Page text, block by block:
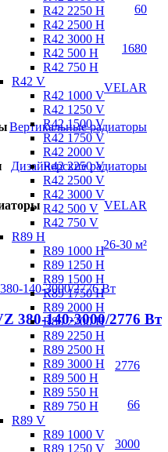
R42 2250 H
R42 2500 H
R42 3000 H
R42 500 H
R42 750 H
R42 V
R42 1000 V
R42 1250 V
R42 1500 V
R42 1750 V
R42 2000 V
R42 2250 V
R42 2500 V
R42 3000 V
R42 500 V
R42 750 V
R89 H
R89 1000 H
R89 1250 H
R89 1500 H
R89 1750 H
R89 2000 H
R89 2200 H
R89 2250 H
R89 2500 H
R89 3000 H
R89 500 H
R89 550 H
R89 750 H
R89 V
R89 1000 V
R89 1250 V
60
1680
VELAR
Вертикальные радиаторы
Дизайнерские радиаторы
VELAR
26-30 м²
380-140-3000/2776 Вт
2776
66
3000